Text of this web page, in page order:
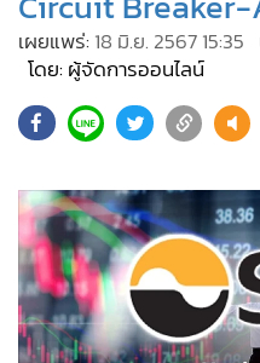
• Online Section
• บันเทิง
ผู้จัดการรายวัน
• คอลัมนิสต์
• CbizReview
• Cyber BIZ
• ผู้จัดกวน
• Good health & Well-being
• Green Innovation & SD
เผยแพร่: 18 มิ.ย. 2567 15:35
โดย: ผู้จัดการออนไลน์